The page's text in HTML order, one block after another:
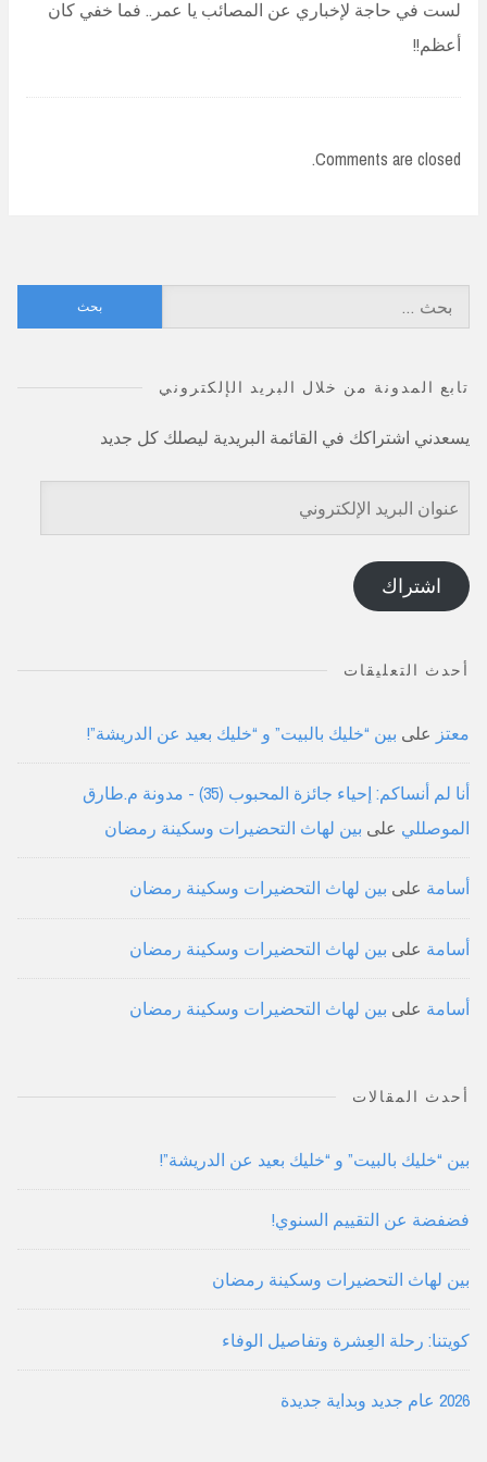
لست في حاجة لإخباري عن المصائب يا عمر.. فما خفي كان
أعظم!!
Comments are closed.
عن:
تابع المدونة من خلال البريد الإلكتروني
يسعدني اشتراكك في القائمة البريدية ليصلك كل جديد
عنوان
البريد
الإلكتروني
اشتراك
أحدث التعليقات
معتز على بين “خليك بالبيت” و “خليك بعيد عن الدريشة”!
أنا لم أنساكم: إحياء جائزة المحبوب (35) - مدونة م.طارق
الموصللي على بين لهاث التحضيرات وسكينة رمضان
أسامة على بين لهاث التحضيرات وسكينة رمضان
أسامة على بين لهاث التحضيرات وسكينة رمضان
أسامة على بين لهاث التحضيرات وسكينة رمضان
أحدث المقالات
بين “خليك بالبيت” و “خليك بعيد عن الدريشة”!
فضفضة عن التقييم السنوي!
بين لهاث التحضيرات وسكينة رمضان
كويتنا: رحلة العِشرة وتفاصيل الوفاء
2026 عام جديد وبداية جديدة